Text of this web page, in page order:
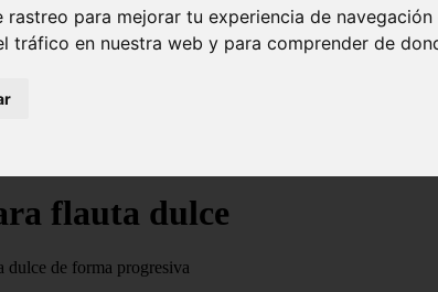
para mejorar tu experiencia de
tráfico en nuestra web y para comprender de
flauta dulce
dulce de forma progresiva